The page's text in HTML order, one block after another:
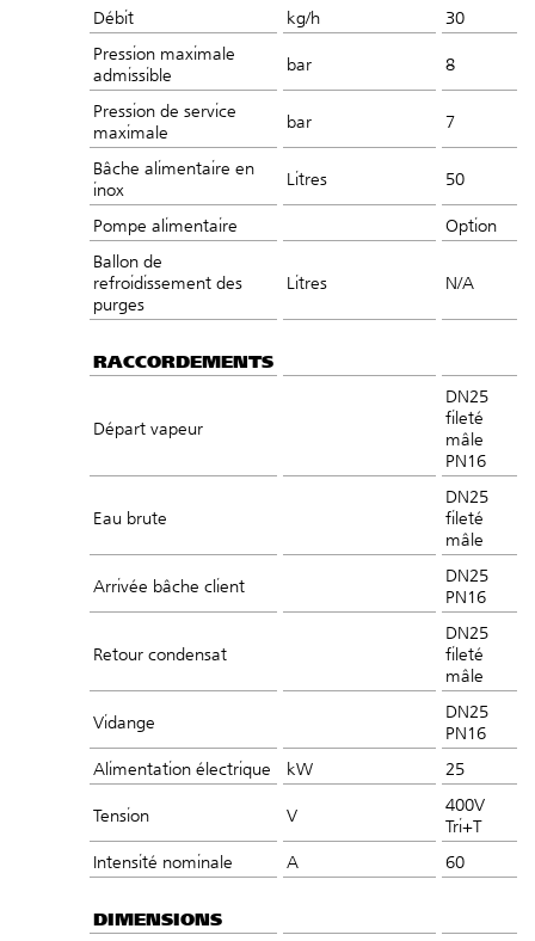
Débit kg/h
30
Pression maximale
admissible
bar 8
Pression de service
maximale
bar 7
Bâche alimentaire en
inox
Litres 50
Pompe alimentaire
Option
Ballon de
refroidissement des
purges
Litres N/A
RACCORDEMENTS
Départ vapeur
DN25
fileté
mâle
PN16
Eau brute
DN25
fileté
mâle
Arrivée bâche client
DN25
PN16
Retour condensat
DN25
fileté
mâle
Vidange
DN25
PN16
Alimentation électrique
kW 25
Tension V
400V
Tri+T
Intensité nominale
A 60
DIMENSIONS